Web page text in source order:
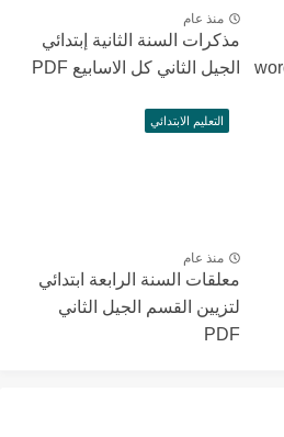
منذ عام
مذكرات السنة الثانية إبتدائي
الجيل الثاني كل الاسابيع PDF
التعليم الابتدائي
منذ عام
معلقات السنة الرابعة ابتدائي
لتزيين القسم الجيل الثاني
PDF